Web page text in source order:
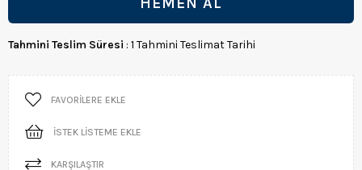
Tahmini Teslim Süresi : 1 Tahmini Teslimat Tarihi
FAVORILERE EKLE
İSTEK LISTEME EKLE
KARŞILAŞTIR